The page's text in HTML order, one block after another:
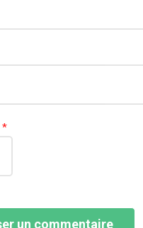
*